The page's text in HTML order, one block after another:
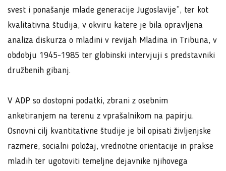
svest i ponašanje mlade generacije Jugoslavije”, ter kot
kvalitativna študija, v okviru katere je bila opravljena
analiza diskurza o mladini v revijah Mladina in Tribuna, v
obdobju 1945-1985 ter globinski intervjuji s predstavniki
družbenih gibanj.
V ADP so dostopni podatki, zbrani z osebnim
anketiranjem na terenu z vprašalnikom na papirju.
Osnovni cilj kvantitativne študije je bil opisati življenjske
razmere, socialni položaj, vrednotne orientacije in prakse
mladih ter ugotoviti temeljne dejavnike njihovega